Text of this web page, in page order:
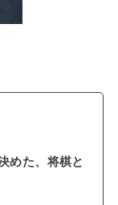
めた、将棋と